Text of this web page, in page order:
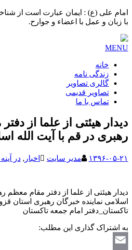
امام علی (ع) : ایمان عبارت است از
با زبان و عمل با اعضاء و جوارح.
MENU
خانه
زندگی نامه
گالری تصاویر
تصاویر قدیمی
تماس با ما
دیدار هیئتی از علما از
رهبری در قم با آیت الله
۱۳۹۶-۰۵-۲۱ مدیر سایت اخبار , در
دیدار هیئتی از علما از دفتر مقام معظم
اسلامی نماینده خبرگان رهبری استان
تاکستان_دفتر امام جمعه تاکستان
به اشتراک گذاری این مطلب: